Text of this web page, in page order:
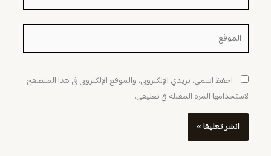
الموقع
احفظ اسمي، بريدي الإلكتروني، والموقع الإلكتروني في هذا المتصفح
لاستخدامها المرة المقبلة في تعليقي.